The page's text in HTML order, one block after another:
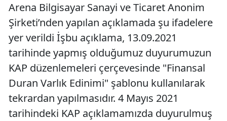
Arena Bilgisayar Sanayi ve Ticaret Anonim
Şirketi’nden yapılan açıklamada şu ifadelere
yer verildi İşbu açıklama, 13.09.2021
tarihinde yapmış olduğumuz duyurumuzun
KAP düzenlemeleri çerçevesinde "Finansal
Duran Varlık Edinimi" şablonu kullanılarak
tekrardan yapılmasıdır. 4 Mayıs 2021
tarihindeki KAP açıklamamızda duyurulmuş